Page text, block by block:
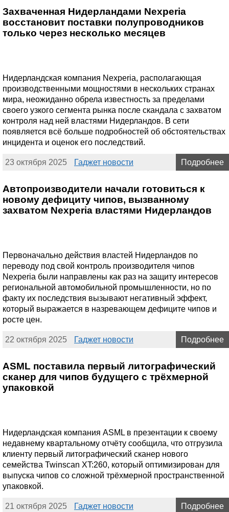
Захваченная Нидерландами Nexperia
восстановит поставки полупроводников
только через несколько месяцев
Нидерландская компания Nexperia, располагающая
производственными мощностями в нескольких странах
мира, неожиданно обрела известность за пределами
своего узкого сегмента рынка после скандала с захватом
контроля над ней властями Нидерландов. В сети
появляется всё больше подробностей об обстоятельствах
инцидента и оценок его последствий.
23 октября 2025 Гаджет новости Подробнее
Автопроизводители начали готовиться к
новому дефициту чипов, вызванному
захватом Nexperia властями Нидерландов
Первоначально действия властей Нидерландов по
переводу под свой контроль производителя чипов
Nexperia были направлены как раз на защиту интересов
региональной автомобильной промышленности, но по
факту их последствия вызывают негативный эффект,
который выражается в назревающем дефиците чипов и
росте цен.
22 октября 2025 Гаджет новости Подробнее
ASML поставила первый литографический
сканер для чипов будущего с трёхмерной
упаковкой
Нидерландская компания ASML в презентации к своему
недавнему квартальному отчёту сообщила, что отгрузила
клиенту первый литографический сканер нового
семейства Twinscan XT:260, который оптимизирован для
выпуска чипов со сложной трёхмерной пространственной
упаковкой.
21 октября 2025 Гаджет новости Подробнее